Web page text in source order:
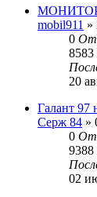
МОНИТОР
mobil911 »
0
8583
20
Галант 97
Серж 84 »
0
9388
02